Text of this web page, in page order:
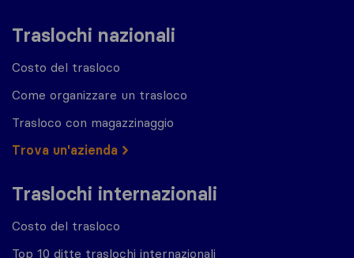
Traslochi nazionali
Costo del trasloco
Come organizzare un trasloco
Trasloco con magazzinaggio
Trova un'azienda
Traslochi internazionali
Costo del trasloco
Top 10 ditte traslochi internazionali